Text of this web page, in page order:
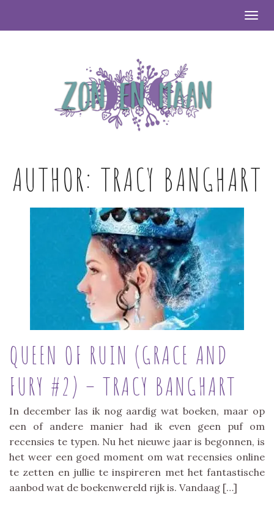
AUTHOR: TRACY BANGHART
QUEEN OF RUIN (GRACE AND
FURY #2) – TRACY BANGHART
In december las ik nog aardig wat boeken, maar op
een of andere manier had ik even geen puf om
recensies te typen. Nu het nieuwe jaar is begonnen, is
het weer een goed moment om wat recensies online
te zetten en jullie te inspireren met het fantastische
aanbod wat de boekenwereld rijk is. Vandaag […]